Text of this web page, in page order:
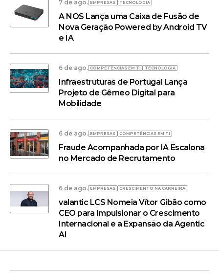
7 de ago. EMPRESAS TECNOLOGIA
A NOS Lança uma Caixa de Fusão de
Nova Geração Powered by Android TV
e IA
6 de ago. COMPETÊNCIAS EM TI TECNOLOGIA
Infraestruturas de Portugal Lança
Projeto de Gêmeo Digital para
Mobilidade
6 de ago. EMPRESAS COMPETÊNCIAS EM TI
Fraude Acompanhada por IA Escalona
no Mercado de Recrutamento
6 de ago. EMPRESAS CRESCIMENTO NA CARREIRA
valantic LCS Nomeia Vítor Gibão como
CEO para Impulsionar o Crescimento
Internacional e a Expansão da Agentic
AI